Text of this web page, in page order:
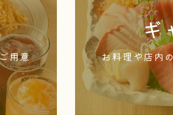
用意
、煮物、
季節の食
、日本酒
群です。
ギ
お料理や店内
店内の雰囲気や
やすく伝える
す。お客様に安